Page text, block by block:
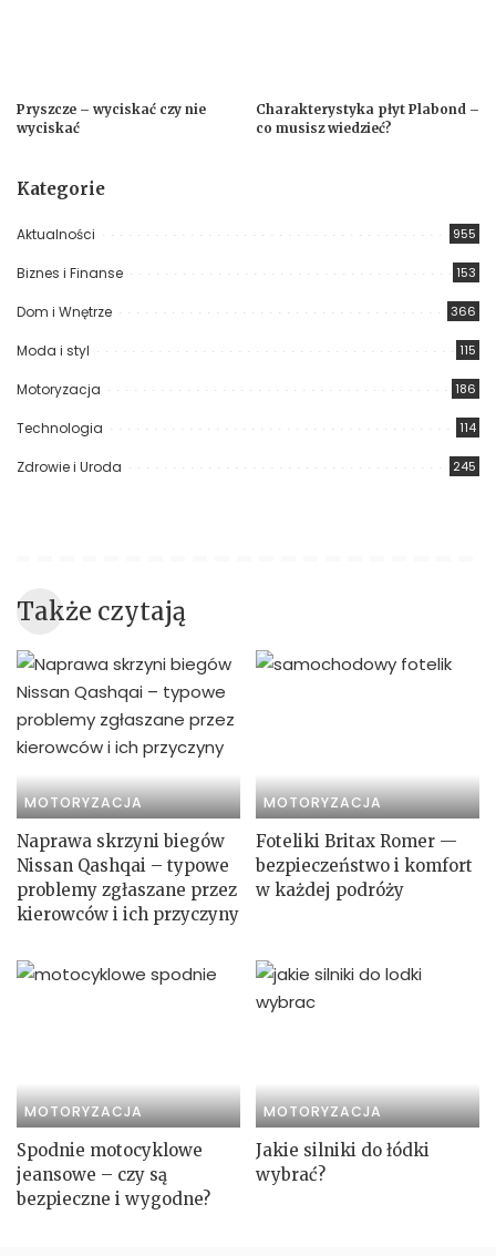
Pryszcze – wyciskać czy nie
wyciskać
Charakterystyka płyt Plabond –
co musisz wiedzieć?
Kategorie
Aktualności 955
Biznes i Finanse 153
Dom i Wnętrze 366
Moda i styl 115
Motoryzacja 186
Technologia 114
Zdrowie i Uroda 245
Także czytają
MOTORYZACJA
Naprawa skrzyni biegów
Nissan Qashqai – typowe
problemy zgłaszane przez
kierowców i ich przyczyny
MOTORYZACJA
Foteliki Britax Romer —
bezpieczeństwo i komfort
w każdej podróży
MOTORYZACJA
Spodnie motocyklowe
jeansowe – czy są
bezpieczne i wygodne?
MOTORYZACJA
Jakie silniki do łódki
wybrać?